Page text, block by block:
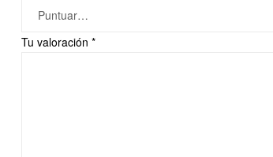
Tu valoración *